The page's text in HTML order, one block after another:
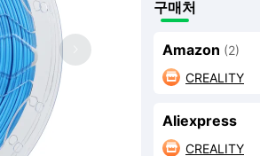
구매처
Amazon (2)
 CREALITY
Aliexpress
 CREALITY